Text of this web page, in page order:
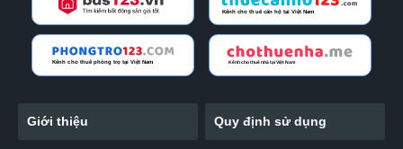
Giới thiệu Quy định sử dụng